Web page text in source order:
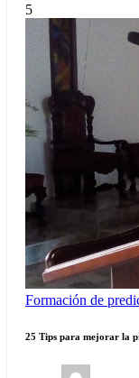
5
Formación de
25 Tips para mejorar la